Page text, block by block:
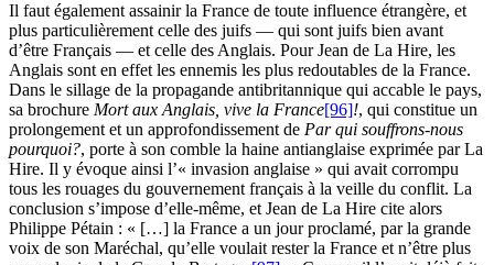
Il faut également assainir la France de toute influence étrangère, et
plus particulièrement celle des juifs — qui sont juifs bien avant
d’être Français — et celle des Anglais. Pour Jean de La Hire, les
Anglais sont en effet les ennemis les plus redoutables de la France.
Dans le sillage de la propagande antibritannique qui accable le pays,
sa brochure Mort aux Anglais, vive la France[96]!, qui constitue un
prolongement et un approfondissement de Par qui souffrons-nous
pourquoi?, porte à son comble la haine antianglaise exprimée par La
Hire. Il y évoque ainsi l’« invasion anglaise » qui avait corrompu
tous les rouages du gouvernement français à la veille du conflit. La
conclusion s’impose d’elle-même, et Jean de La Hire cite alors
Philippe Pétain : « […] la France a un jour proclamé, par la grande
voix de son Maréchal, qu’elle voulait rester la France et n’être plus